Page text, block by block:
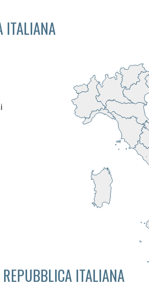
ITALIANA
ITALIANA